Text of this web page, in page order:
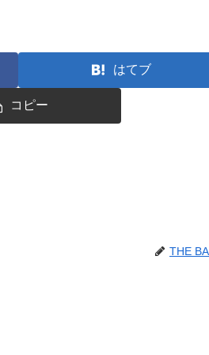
はてブ
コピー
THE